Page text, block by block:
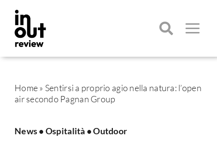
contenuto
Toggle
per:
Home» Sentirsi a proprio agio nella natura: l’open
air secondo Pagnan Group
News• Ospitalità •Outdoor